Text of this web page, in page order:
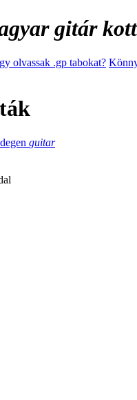
gitár
olvassak .gp tabokat?
guitar